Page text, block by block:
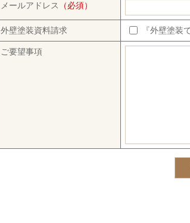
メールアドレス （必須）
外壁塗装資料請求 『外壁塗装
ご要望事項